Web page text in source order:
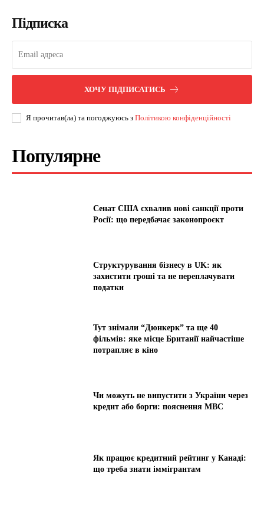
Підписка
ХОЧУ ПІДПИСАТИСЬ
Я прочитав(ла) та погоджуюсь з Політикою конфіденційності
Популярне
Сенат США схвалив нові санкції проти
Росії: що передбачає законопроєкт
Структурування бізнесу в UK: як
захистити гроші та не переплачувати
податки
Тут знімали “Дюнкерк” та ще 40
фільмів: яке місце Британії найчастіше
потрапляє в кіно
Чи можуть не випустити з України через
кредит або борги: пояснення МВС
Як працює кредитний рейтинг у Канаді:
що треба знати іммігрантам